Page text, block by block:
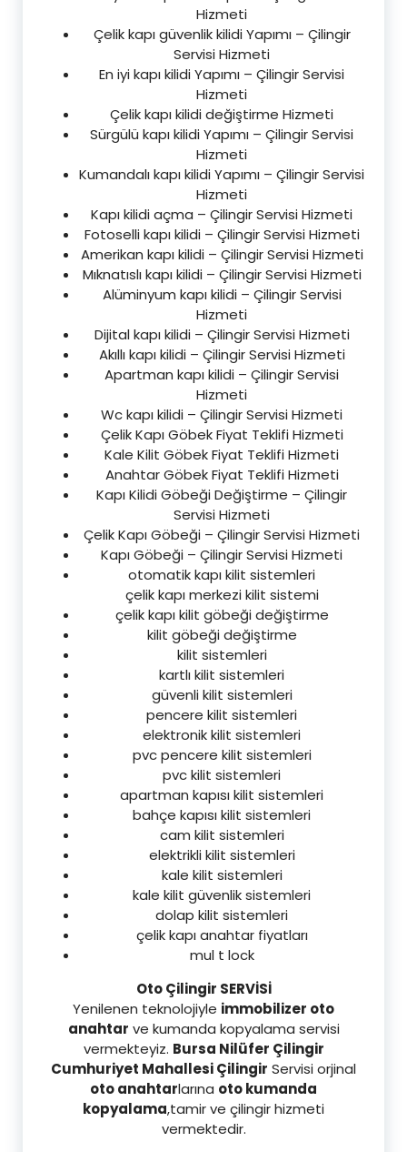
Hizmeti
Çelik kapı güvenlik kilidi Yapımı – Çilingir
Servisi Hizmeti
En iyi kapı kilidi Yapımı – Çilingir Servisi
Hizmeti
Çelik kapı kilidi değiştirme Hizmeti
Sürgülü kapı kilidi Yapımı – Çilingir Servisi
Hizmeti
Kumandalı kapı kilidi Yapımı – Çilingir Servisi
Hizmeti
Kapı kilidi açma – Çilingir Servisi Hizmeti
Fotoselli kapı kilidi – Çilingir Servisi Hizmeti
Amerikan kapı kilidi – Çilingir Servisi Hizmeti
Mıknatıslı kapı kilidi – Çilingir Servisi Hizmeti
Alüminyum kapı kilidi – Çilingir Servisi
Hizmeti
Dijital kapı kilidi – Çilingir Servisi Hizmeti
Akıllı kapı kilidi – Çilingir Servisi Hizmeti
Apartman kapı kilidi – Çilingir Servisi
Hizmeti
Wc kapı kilidi – Çilingir Servisi Hizmeti
Çelik Kapı Göbek Fiyat Teklifi Hizmeti
Kale Kilit Göbek Fiyat Teklifi Hizmeti
Anahtar Göbek Fiyat Teklifi Hizmeti
Kapı Kilidi Göbeği Değiştirme – Çilingir
Servisi Hizmeti
Çelik Kapı Göbeği – Çilingir Servisi Hizmeti
Kapı Göbeği – Çilingir Servisi Hizmeti
otomatik kapı kilit sistemleri
çelik kapı merkezi kilit sistemi
çelik kapı kilit göbeği değiştirme
kilit göbeği değiştirme
kilit sistemleri
kartlı kilit sistemleri
güvenli kilit sistemleri
pencere kilit sistemleri
elektronik kilit sistemleri
pvc pencere kilit sistemleri
pvc kilit sistemleri
apartman kapısı kilit sistemleri
bahçe kapısı kilit sistemleri
cam kilit sistemleri
elektrikli kilit sistemleri
kale kilit sistemleri
kale kilit güvenlik sistemleri
dolap kilit sistemleri
çelik kapı anahtar fiyatları
mul t lock
Oto Çilingir SERVİSİ
Yenilenen teknolojiyle immobilizer oto
anahtar ve kumanda kopyalama servisi
vermekteyiz. Bursa Nilüfer Çilingir
Cumhuriyet Mahallesi Çilingir Servisi orjinal
oto anahtarlarına oto kumanda
kopyalama,tamir ve çilingir hizmeti
vermektedir.